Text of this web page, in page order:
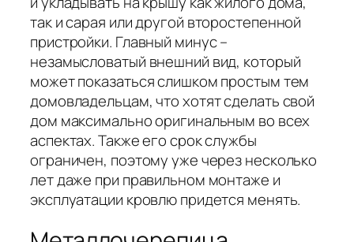
так и сарая или другой второстепенной
пристройки. Главный минус –
незамысловатый внешний вид, который
может показаться слишком простым тем
домовладельцам, что хотят сделать свой
дом максимально оригинальным во всех
аспектах. Также его срок службы
ограничен, поэтому уже через несколько
лет даже при правильном монтаже и
эксплуатации кровлю придется менять.